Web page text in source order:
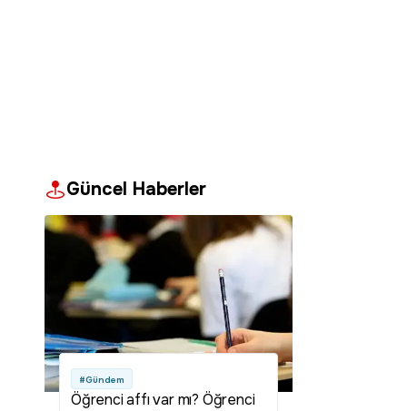
Güncel Haberler
#Gündem
Öğrenci affı var mı? Öğrenci